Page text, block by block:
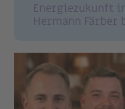
Energiezukunft
Hermann Färber